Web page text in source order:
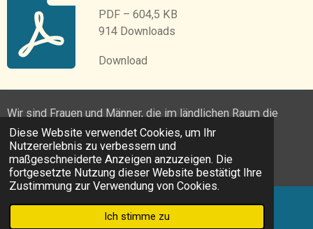
Diese Website verwendet Cookies, um Ihr
Nutzererlebnis zu verbessern und
maßgeschneiderte Anzeigen anzuzeigen. Die
fortgesetzte Nutzung dieser Website bestätigt Ihre
Zustimmung zur Verwendung von Cookies.
Ich stimme zu
PDF – 604,5 KB
914 Downloads
Download
Wir sind Frauen und Männer, die im ländlichen Raum die
Gemeinschaft stärken wollen!
© 2023 - 2026 Landfrauen Hönow e.V.
Mit Unterstützung von Webador
Telefon